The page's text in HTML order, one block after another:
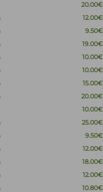
20.00€
12.00€
9.50€
19.00€
10.00€
10.00€
15.00€
20.00€
10.00€
25.00€
9.50€
12.00€
18.00€
12.00€
10.80€